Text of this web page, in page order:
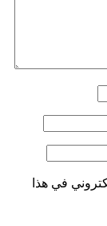
في هذا